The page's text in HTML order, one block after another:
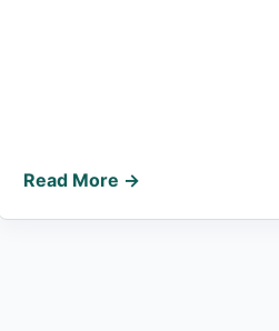
Read More →